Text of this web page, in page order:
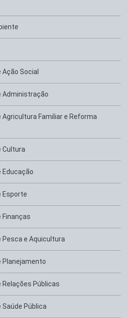
Social
Administração
Familiar e Reforma
Cultura
Educação
Esporte
Finanças
Pesca e Aquicultura
Planejamento
Públicas
Pública